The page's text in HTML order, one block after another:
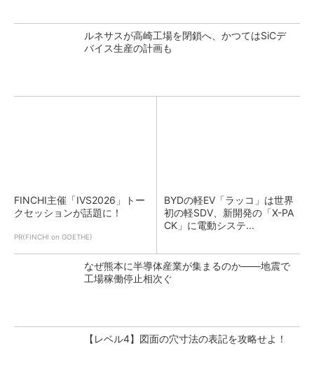
ルネサスが高崎工場を閉鎖へ、かつてはSiCデ
バイス生産の計画も
FINCHI主催「IVS2026」トー
クセッションが話題に！
PR(FINCHI on GOETHE)
BYDの軽EV「ラッコ」は世界
初の軽SDV、新開発の「X-PA
CK」に電動システ...
なぜ熊本に半導体産業が集まるのか――地震で
工場稼働停止相次ぐ
【レベル4】図面の穴寸法の表記を攻略せよ！